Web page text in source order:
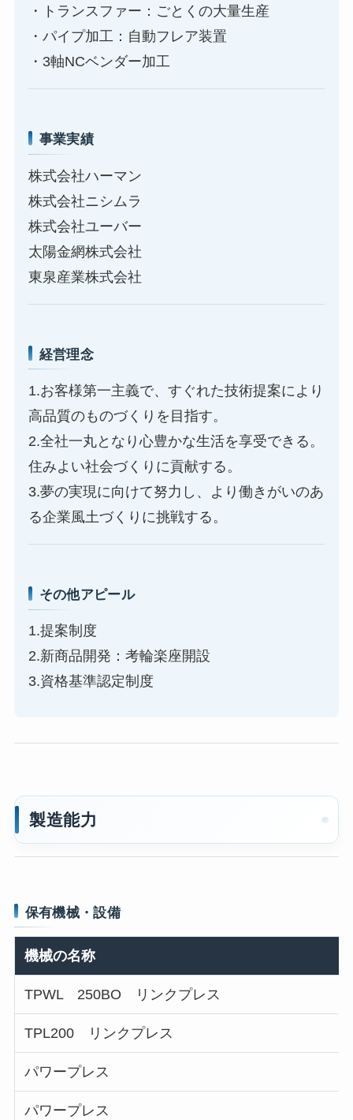
・トランスファー：ごとくの大量生産
・パイプ加工：自動フレア装置
・3軸NCベンダー加工
事業実績
株式会社ハーマン
株式会社ニシムラ
株式会社ユーバー
太陽金網株式会社
東泉産業株式会社
経営理念
1.お客様第一主義で、すぐれた技術提案により
高品質のものづくりを目指す。
2.全社一丸となり心豊かな生活を享受できる。
住みよい社会づくりに貢献する。
3.夢の実現に向けて努力し、より働きがいのあ
る企業風土づくりに挑戦する。
その他アピール
1.提案制度
2.新商品開発：考輪楽座開設
3.資格基準認定制度
製造能力
保有機械・設備
機械の名称
TPWL 250BO リンクプレス
TPL200 リンクプレス
パワープレス
パワープレス